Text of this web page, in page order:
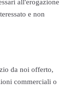
all'erogazione
e non
da noi offerto,
commerciali o